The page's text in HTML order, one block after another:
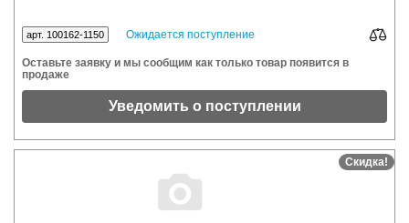
арт. 100162-1150 Ожидается поступление
Оставьте заявку и мы сообщим как только товар появится в
продаже
Уведомить о поступлении
Скидка!